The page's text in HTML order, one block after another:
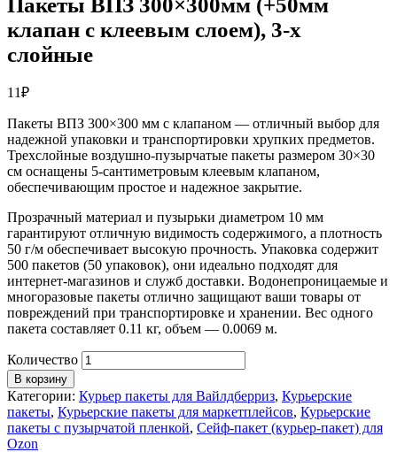
Пакеты ВПЗ 300×300мм (+50мм
клапан с клеевым слоем), 3-х
слойные
11₽
Пакеты ВПЗ 300×300 мм с клапаном — отличный выбор для
надежной упаковки и транспортировки хрупких предметов.
Трехслойные воздушно-пузырчатые пакеты размером 30×30
см оснащены 5-сантиметровым клеевым клапаном,
обеспечивающим простое и надежное закрытие.
Прозрачный материал и пузырьки диаметром 10 мм
гарантируют отличную видимость содержимого, а плотность
50 г/м обеспечивает высокую прочность. Упаковка содержит
500 пакетов (50 упаковок), они идеально подходят для
интернет-магазинов и служб доставки. Водонепроницаемые и
многоразовые пакеты отлично защищают ваши товары от
повреждений при транспортировке и хранении. Вес одного
пакета составляет 0.11 кг, объем — 0.0069 м.
Количество
В корзину
Категории: Курьер пакеты для Вайлдберриз, Курьерские
пакеты, Курьерские пакеты для маркетплейсов, Курьерские
пакеты с пузырчатой пленкой, Сейф-пакет (курьер-пакет) для
Ozon